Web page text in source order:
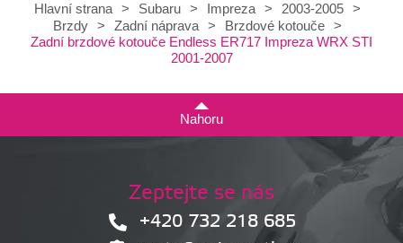
Hlavní strana
> Subaru > Impreza > 2003-2005
>
Brzdy
> Zadní náprava > Brzdové kotouče
>
Zadní brzdové kotouče Endless ER717 Impreza WRX STI
2001-2007
Nahoru
Zeptejte se nás
+420 732 218 685